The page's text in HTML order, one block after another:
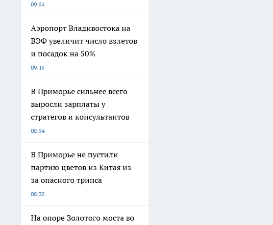
09:54
Аэропорт Владивостока на
ВЭФ увеличит число взлетов
и посадок на 50%
09:15
В Приморье сильнее всего
выросли зарплаты у
стратегов и консультантов
08:54
В Приморье не пустили
партию цветов из Китая из
за опасного трипса
08:35
На опоре Золотого моста во